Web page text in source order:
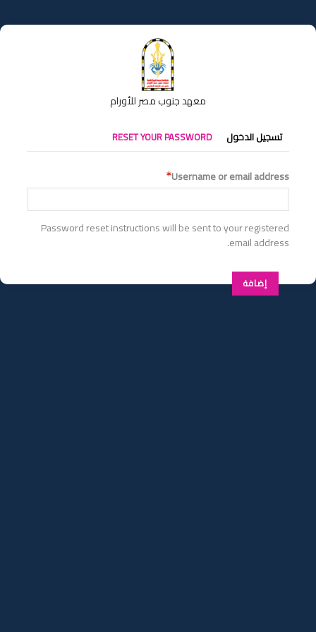
إلى
المحتوى
معهد جنوب مصر للأورام
التبويبات
الأساسية
تسجيل الدخول RESET YOUR PASSWORD
Username or email address
Password reset instructions will be sent to your registered
email address.